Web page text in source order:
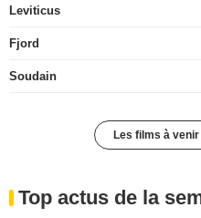
Leviticus
Fjord
Soudain
Les films à
Top actus de la